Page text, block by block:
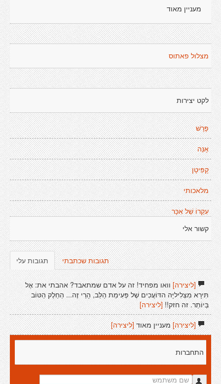
מעניין מאוד
מצלול פאתוס
לקט יצירות
פָּרָשׁ
אָנַּה
קָפִּיטָן
מלאכותי
עִקַרוֹ שֵׁל אִכָּר
קשור אלי
תגובות עלי תגובות שכתבתי
[ליצירה]וואו מפחיד! זה על אדם שמתאבד? אהבתי את: אֶל
תִּירָא מִצְּלִיליָּה הדּוֹעֲכִים שֶׁל פְּעִימַת הַלֵּב, הָרֵי זֶה... הַחֵלֶק הַטּוֹב
בְּיוֹתֵר. זה חזק!![ליצירה]
[ליצירה]מעניין מאוד [ליצירה]
התחברות